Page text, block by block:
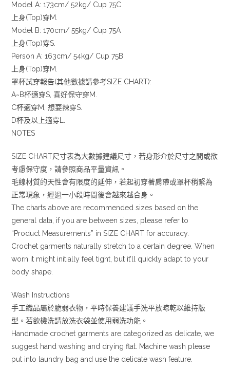
Model A: 173cm/ 52kg/ Cup 75C
上身(Top)穿M.
Model B: 170cm/ 55kg/ Cup 75A
上身(Top)穿S.
Person A: 163cm/ 54kg/ Cup 75B
上身(Top)穿M.
罩杯試穿報告(其他數據請參考SIZE CHART):
A~B杯適穿S, 喜好保守穿M.
C杯適穿M, 想耍辣穿S.
D杯及以上適穿L.
NOTES
SIZE CHART尺寸表為大數據建議尺寸，若身形介於尺寸之間或欲
考慮保守度，請參照商品平量資訊。
毛線材質的天性會有限度的延伸，若起初穿著肩帶或罩杯稍緊為
正常現象，經過一小段時間後會越來越合身。
The charts above are recommended sizes based on the
general data, if you are between sizes, please refer to
“Product Measurements” in SIZE CHART for accuracy.
Crochet garments naturally stretch to a certain degree. When
worn it might initially feel tight, but it’ll quickly adapt to your
body shape.
Wash Instructions
手工織品屬於脆弱衣物，平時保養建議手洗平放晾乾以維持版
型。若欲機洗請放洗衣袋並使用弱洗功能。
Handmade crochet garments are categorized as delicate, we
suggest hand washing and drying flat. Machine wash please
put into laundry bag and use the delicate wash feature.